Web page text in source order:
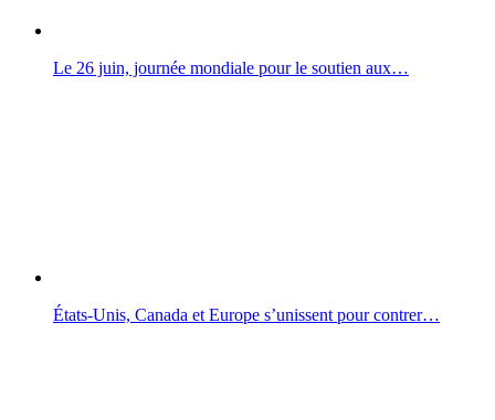
Le 26 juin, journée mondiale pour le soutien aux…
États-Unis, Canada et Europe s’unissent pour contrer…